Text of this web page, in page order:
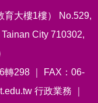
育大樓1樓） No.529,
City 710302,
轉298 ｜ FAX：06-
行政業務 ｜